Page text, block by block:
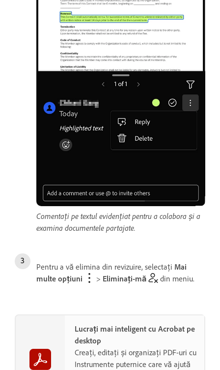
Comentați pe textul evidențiat pentru a colabora și a
examina documentele partajate.
Pentru a vă elimina din revizuire, selectați Mai
multe opțiuni
> Eliminați-mă din meniu.
Lucrați mai inteligent cu Acrobat pe
desktop
Creați, editați și organizați PDF-uri cu
Instrumente puternice care vă ajută